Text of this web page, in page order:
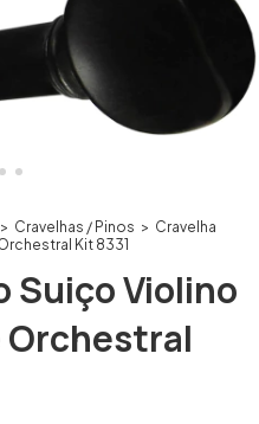
> Cravelhas / Pinos > Cravelha
Kit 8331
Suiço Violino